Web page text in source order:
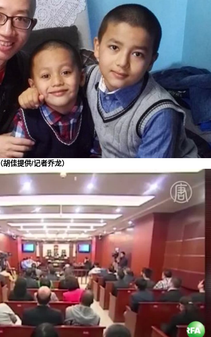
佳提供/记者乔龙）